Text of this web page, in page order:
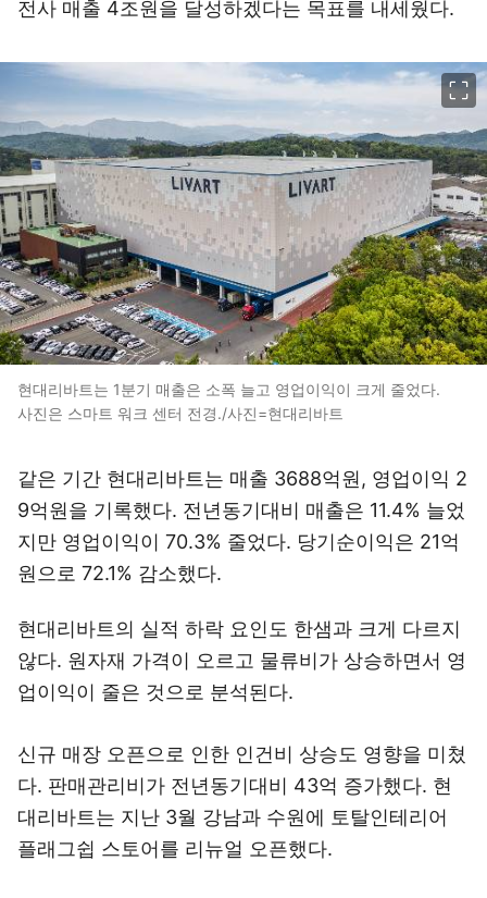
전사 매출 4조원을 달성하겠다는 목표를 내세웠다.
현대리바트는 1분기 매출은 소폭 늘고 영업이익이 크게 줄었다.
사진은 스마트 워크 센터 전경./사진=현대리바트
같은 기간 현대리바트는 매출 3688억원, 영업이익 2
9억원을 기록했다. 전년동기대비 매출은 11.4% 늘었
지만 영업이익이 70.3% 줄었다. 당기순이익은 21억
원으로 72.1% 감소했다.
현대리바트의 실적 하락 요인도 한샘과 크게 다르지
않다. 원자재 가격이 오르고 물류비가 상승하면서 영
업이익이 줄은 것으로 분석된다.
신규 매장 오픈으로 인한 인건비 상승도 영향을 미쳤
다. 판매관리비가 전년동기대비 43억 증가했다. 현
대리바트는 지난 3월 강남과 수원에 토탈인테리어
플래그쉽 스토어를 리뉴얼 오픈했다.